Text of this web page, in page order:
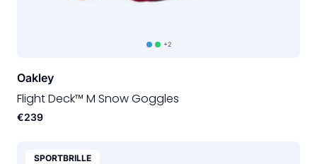
+2
Oakley
Flight Deck™ M Snow Goggles
€239
SPORTBRILLE